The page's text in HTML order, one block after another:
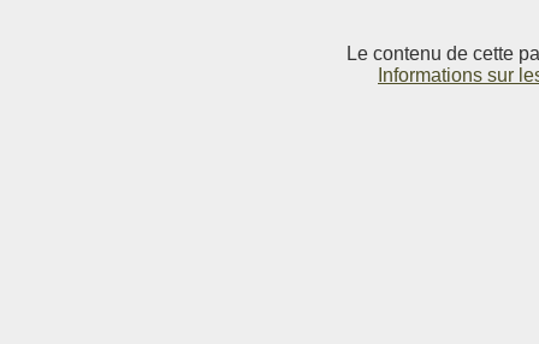
Le contenu de cette
Informations sur